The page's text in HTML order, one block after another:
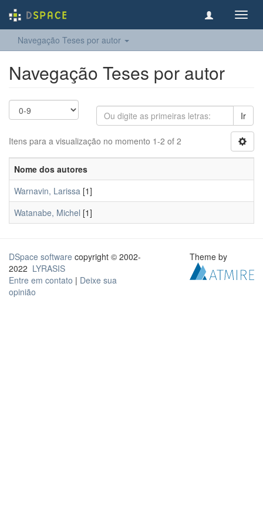
Navegação Teses por autor
Navegação Teses por autor
Ir
Itens para a visualização no momento 1-2 of 2
Nome dos autores
Warnavin, Larissa [1]
Watanabe, Michel [1]
DSpace software copyright © 2002-
2022 LYRASIS
Entre em contato | Deixe sua
opinião
Theme by